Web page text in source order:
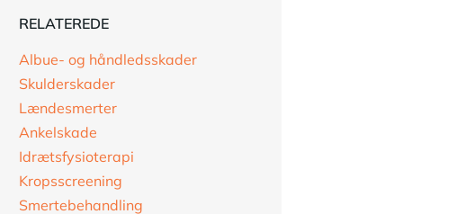
RELATEREDE
Albue- og håndledsskader
Skulderskader
Lændesmerter
Ankelskade
Idrætsfysioterapi
Kropsscreening
Smertebehandling